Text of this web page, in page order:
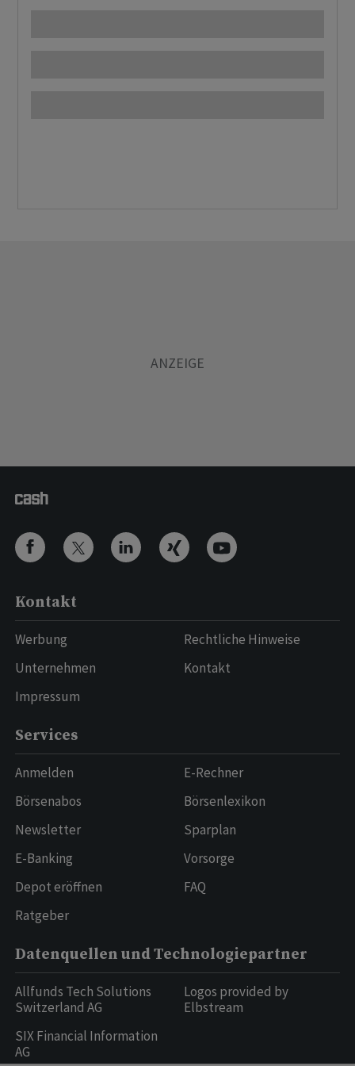
Kontakt
Werbung
Unternehmen
Impressum
Rechtliche Hinweise
Kontakt
Services
Anmelden
Börsenabos
Newsletter
E-Banking
Depot eröffnen
Ratgeber
E-Rechner
Börsenlexikon
Sparplan
Vorsorge
FAQ
Datenquellen und Technologiepartner
Allfunds Tech Solutions
Switzerland AG
SIX Financial Information
AG
Logos provided by
Elbstream